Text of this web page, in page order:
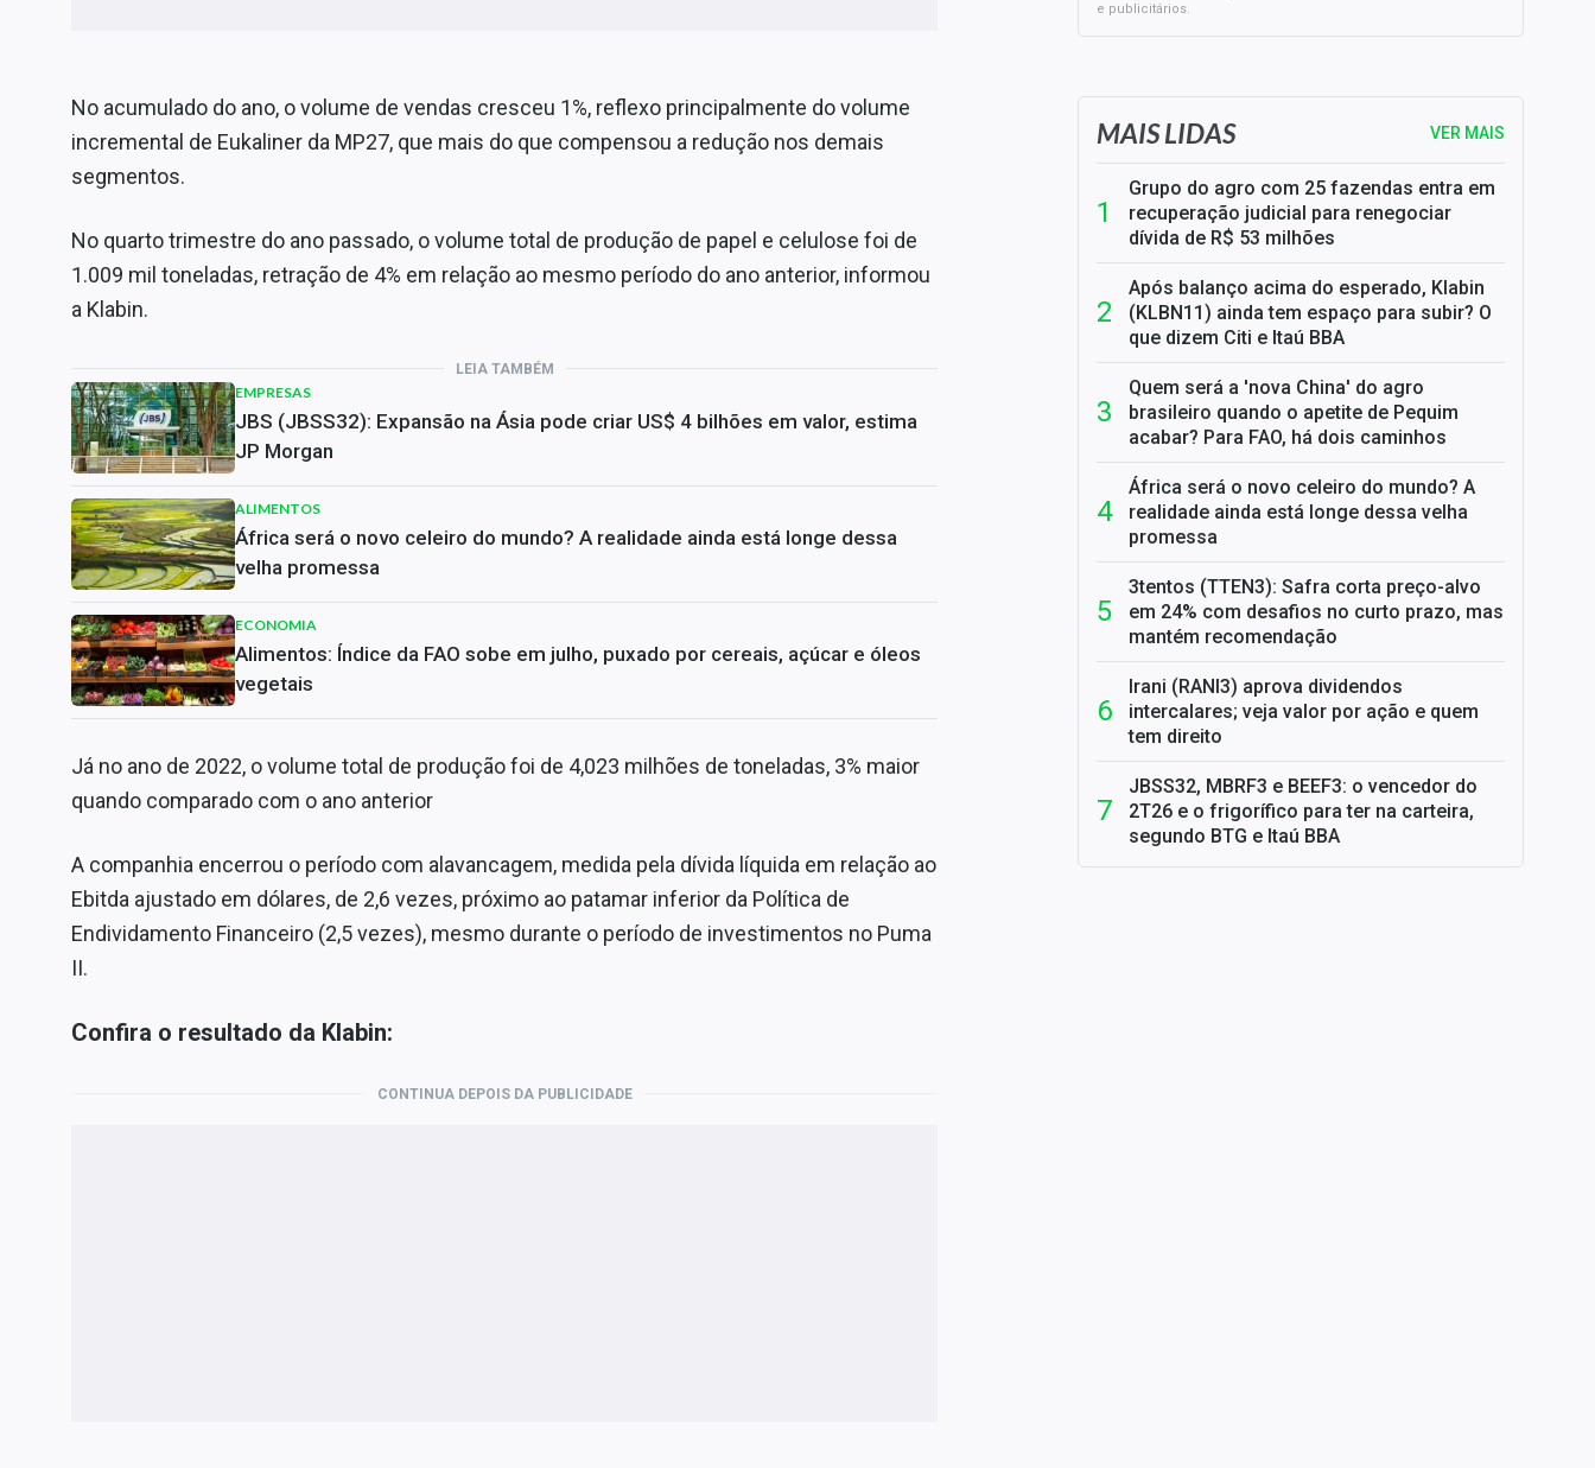
No acumulado do ano, o volume de vendas cresceu 1%, reflexo principalmente do volume
incremental de Eukaliner da MP27, que mais do que compensou a redução nos demais
segmentos.
No quarto trimestre do ano passado, o volume total de produção de papel e celulose foi de
1.009 mil toneladas, retração de 4% em relação ao mesmo período do ano anterior, informou
a Klabin.
LEIA TAMBÉM
EMPRESAS
JBS (JBSS32): Expansão na Ásia pode criar US$ 4 bilhões em valor, estima
JP Morgan
ALIMENTOS
África será o novo celeiro do mundo? A realidade ainda está longe dessa
velha promessa
ECONOMIA
Alimentos: Índice da FAO sobe em julho, puxado por cereais, açúcar e óleos
vegetais
Já no ano de 2022, o volume total de produção foi de 4,023 milhões de toneladas, 3% maior
quando comparado com o ano anterior
A companhia encerrou o período com alavancagem, medida pela dívida líquida em relação ao
Ebitda ajustado em dólares, de 2,6 vezes, próximo ao patamar inferior da Política de
Endividamento Financeiro (2,5 vezes), mesmo durante o período de investimentos no Puma
II.
Confira o resultado da Klabin:
CONTINUA DEPOIS DA PUBLICIDADE
e publicitários.
SELIC em 14%: A repercussão da decisão sobre os JUROS
MAIS LIDAS VER MAIS
Grupo do agro com 25 fazendas entra em
recuperação judicial para renegociar
dívida de R$ 53 milhões
Após balanço acima do esperado, Klabin
(KLBN11) ainda tem espaço para subir? O
que dizem Citi e Itaú BBA
Quem será a 'nova China' do agro
brasileiro quando o apetite de Pequim
acabar? Para FAO, há dois caminhos
África será o novo celeiro do mundo? A
realidade ainda está longe dessa velha
promessa
3tentos (TTEN3): Safra corta preço-alvo
em 24% com desafios no curto prazo, mas
mantém recomendação
Irani (RANI3) aprova dividendos
intercalares; veja valor por ação e quem
tem direito
JBSS32, MBRF3 e BEEF3: o vencedor do
2T26 e o frigorífico para ter na carteira,
segundo BTG e Itaú BBA